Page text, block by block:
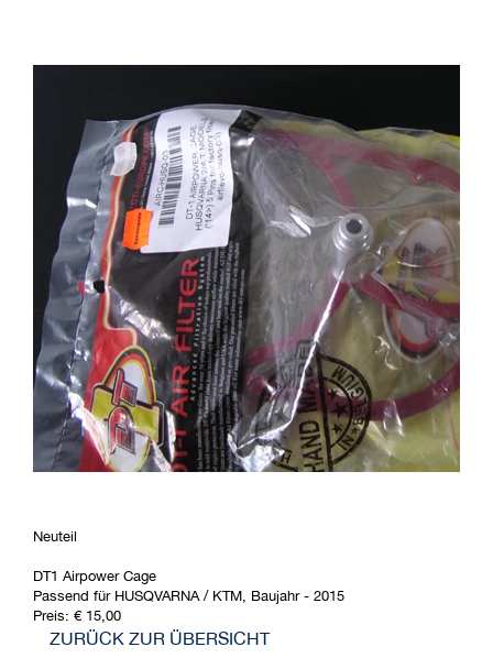
Neuteil
DT1 Airpower Cage
Passend für HUSQVARNA / KTM, Baujahr - 2015
Preis: € 15,00
ZURÜCK ZUR ÜBERSICHT